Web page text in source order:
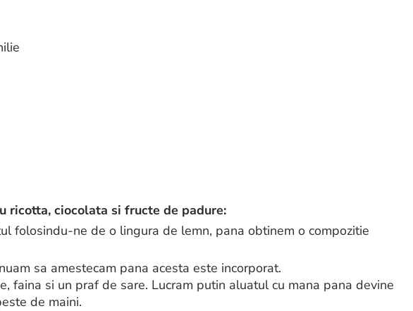
ricotta, ciocolata si fructe de padure:
folosindu-ne de o lingura de lemn, pana obtinem o compozitie
sa amestecam pana acesta este incorporat.
faina si un praf de sare. Lucram putin aluatul cu mana pana devine
de maini.